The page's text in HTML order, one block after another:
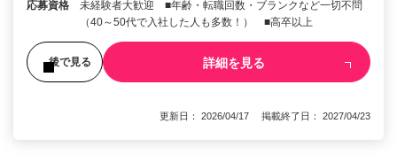
応募資格
未経験者大歓迎 ■年齢・転職回数・ブランクなど一切不問
（40～50代で入社した人も多数！） ■高卒以上
後で見る 詳細を見る
更新日： 2026/04/17 掲載終了日： 2027/04/23